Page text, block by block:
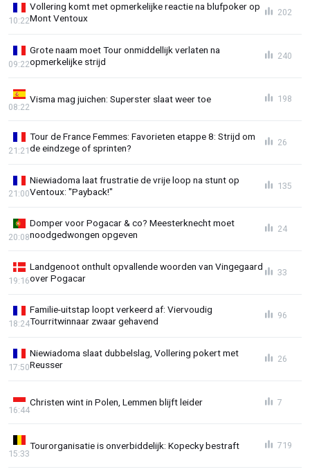
Vollering komt met opmerkelijke reactie na blufpoker op
Mont Ventoux
10:22
202
Grote naam moet Tour onmiddellijk verlaten na
opmerkelijke strijd
09:22
240
Visma mag juichen: Superster slaat weer toe
08:22
198
Tour de France Femmes: Favorieten etappe 8: Strijd om
de eindzege of sprinten?
21:21
26
Niewiadoma laat frustratie de vrije loop na stunt op
Ventoux: "Payback!"
21:00
135
Domper voor Pogacar & co? Meesterknecht moet
noodgedwongen opgeven
20:08
24
Landgenoot onthult opvallende woorden van Vingegaard
over Pogacar
19:16
33
Familie-uitstap loopt verkeerd af: Viervoudig
Tourritwinnaar zwaar gehavend
18:24
96
Niewiadoma slaat dubbelslag, Vollering pokert met
Reusser
17:50
26
Christen wint in Polen, Lemmen blijft leider
16:44
7
Tourorganisatie is onverbiddelijk: Kopecky bestraft
15:33
719